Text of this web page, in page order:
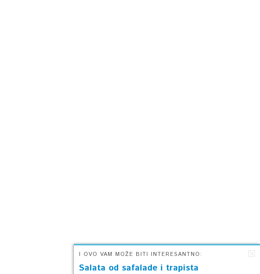
I OVO VAM MOŽE BITI INTERESANTNO:
Salata od safalade i trapista